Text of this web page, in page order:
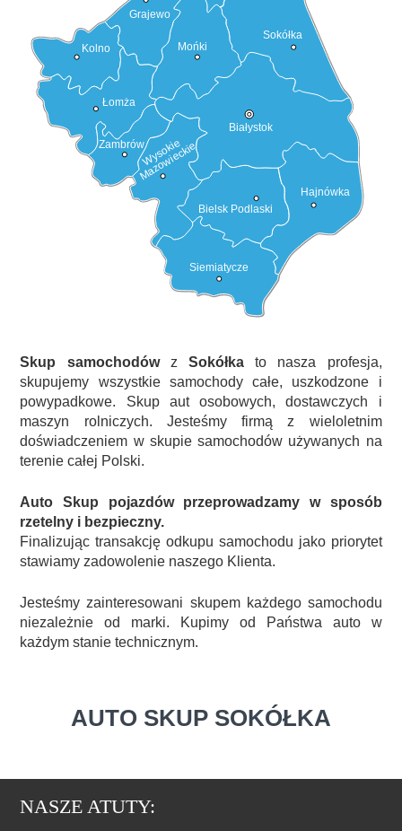
Siemiatycze
Bielsk Podlaski
Hajnówka
Sokółka
Mońki
Grajewo
Kolno
Łomża
ZambrówWysokie
Mazowieckie
Białystok
Skup samochodówzSokółka to nasza profesja,
skupujemy wszystkie samochody całe, uszkodzone i
powypadkowe. Skup aut osobowych, dostawczych i
maszyn rolniczych. Jesteśmy firmą z wieloletnim
doświadczeniem w skupie samochodów używanych na
terenie całej Polski.
Auto Skup pojazdów przeprowadzamy w sposób
rzetelny i bezpieczny.
Finalizując transakcję odkupu samochodu jako priorytet
stawiamy zadowolenie naszego Klienta.
Jesteśmy zainteresowani skupem każdego samochodu
niezależnie od marki. Kupimy od Państwa auto w
każdym stanie technicznym.
AUTO SKUP SOKÓŁKA
NASZE ATUTY: